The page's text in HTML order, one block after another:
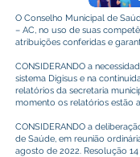
O Conselho Municipal de
– AC, no uso de suas
atribuições conferidas e
CONSIDERANDO a
sistema Digisus e na
relatórios da secretaria
momento os relatórios estão
CONSIDERANDO a
de Saúde, em reunião
agosto de 2022. Resolução